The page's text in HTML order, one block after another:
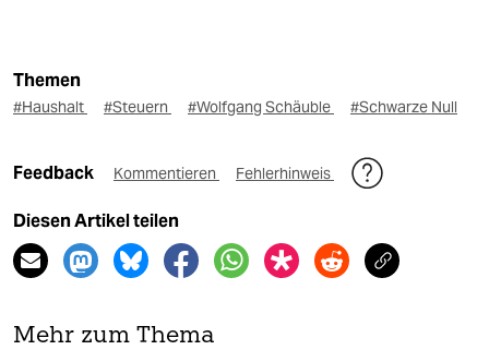
Themen
#Haushalt #Steuern #Wolfgang Schäuble #Schwarze Null
Feedback Kommentieren Fehlerhinweis
Diesen Artikel teilen
Mehr zum Thema